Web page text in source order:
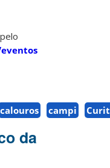
calouros campi
da